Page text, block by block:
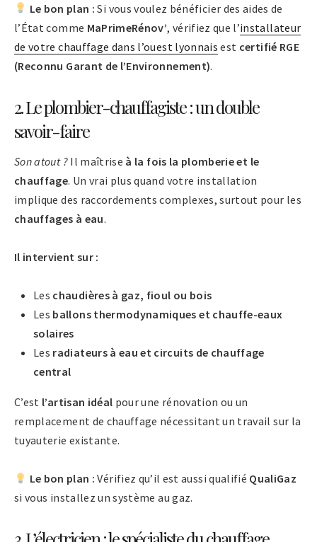
Le bon plan : Si vous voulez bénéficier des aides de
l’État comme MaPrimeRénov’, vérifiez que l’installateur
de votre chauffage dans l’ouest lyonnais est certifié RGE
(Reconnu Garant de l’Environnement).
2. Le plombier-chauffagiste : un double
savoir-faire
Son atout ?Il maîtrise à la fois la plomberie et le
chauffage. Un vrai plus quand votre installation
implique des raccordements complexes, surtout pour les
chauffages à eau.
Il intervient sur :
Les chaudières à gaz, fioul ou bois
Les ballons thermodynamiques et chauffe-eaux
solaires
Les radiateurs à eau et circuits de chauffage
central
C’est l’artisan idéal pour une rénovation ou un
remplacement de chauffage nécessitant un travail sur la
tuyauterie existante.
Le bon plan : Vérifiez qu’il est aussi qualifié QualiGaz
si vous installez un système au gaz.